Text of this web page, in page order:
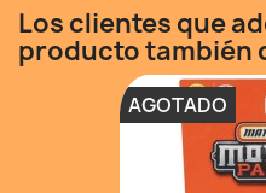
Los clientes que
producto también
AGOTADO